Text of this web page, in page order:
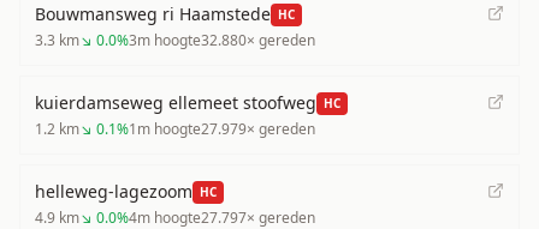
Bouwmansweg ri Haamstede HC
3.3 km↘ 0.0%3m hoogte32.880× gereden
kuierdamseweg ellemeet stoofweg HC
1.2 km↘ 0.1%1m hoogte27.979× gereden
helleweg-lagezoom HC
4.9 km↘ 0.0%4m hoogte27.797× gereden